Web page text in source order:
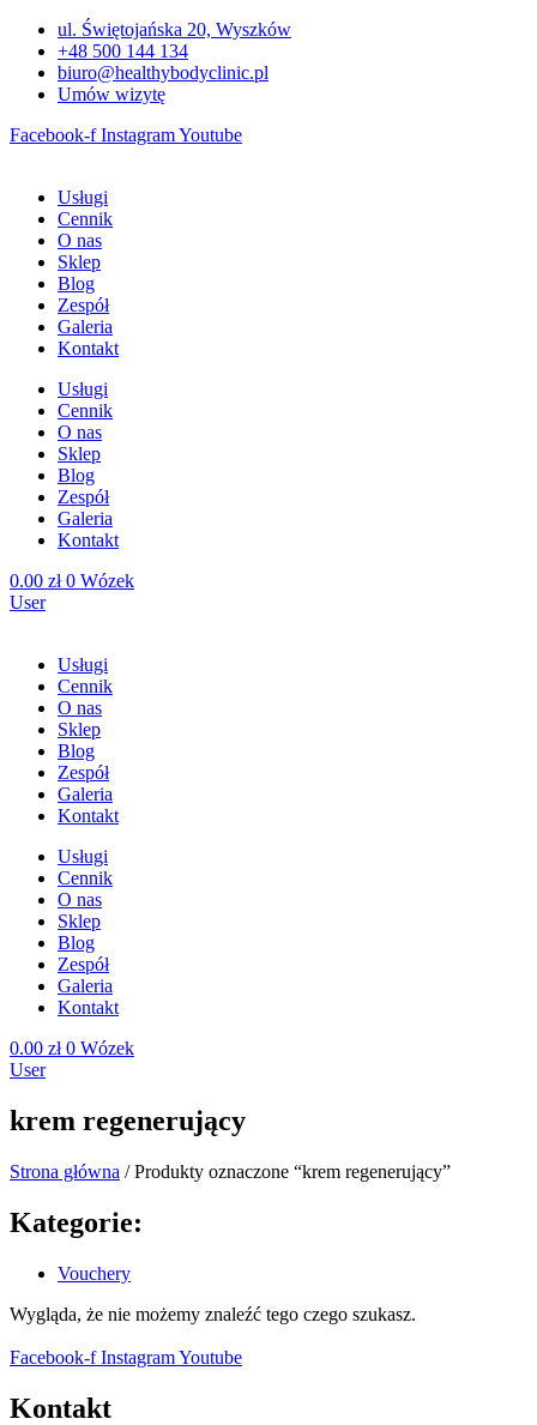
Przejdź
treści
ul. Świętojańska 20, Wyszków
+48 500 144 134
biuro@healthybodyclinic.pl
Umów wizytę
Facebook-f InstagramYoutube
Usługi
Cennik
O nas
Sklep
Blog
Zespół
Galeria
Kontakt
Usługi
Cennik
O nas
Sklep
Blog
Zespół
Galeria
Kontakt
0.00 zł 0 Wózek
User
Usługi
Cennik
O nas
Sklep
Blog
Zespół
Galeria
Kontakt
Usługi
Cennik
O nas
Sklep
Blog
Zespół
Galeria
Kontakt
0.00 zł 0 Wózek
User
krem regenerujący
Strona główna / Produkty oznaczone “krem regenerujący”
Kategorie:
Vouchery
Wygląda, że nie możemy znaleźć tego czego szukasz.
Facebook-f InstagramYoutube
Kontakt